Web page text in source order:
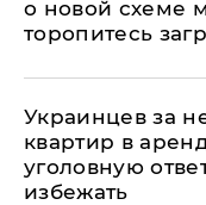
о новой схеме
торопитесь
Украинцев за
квартир в
уголовную
избежать